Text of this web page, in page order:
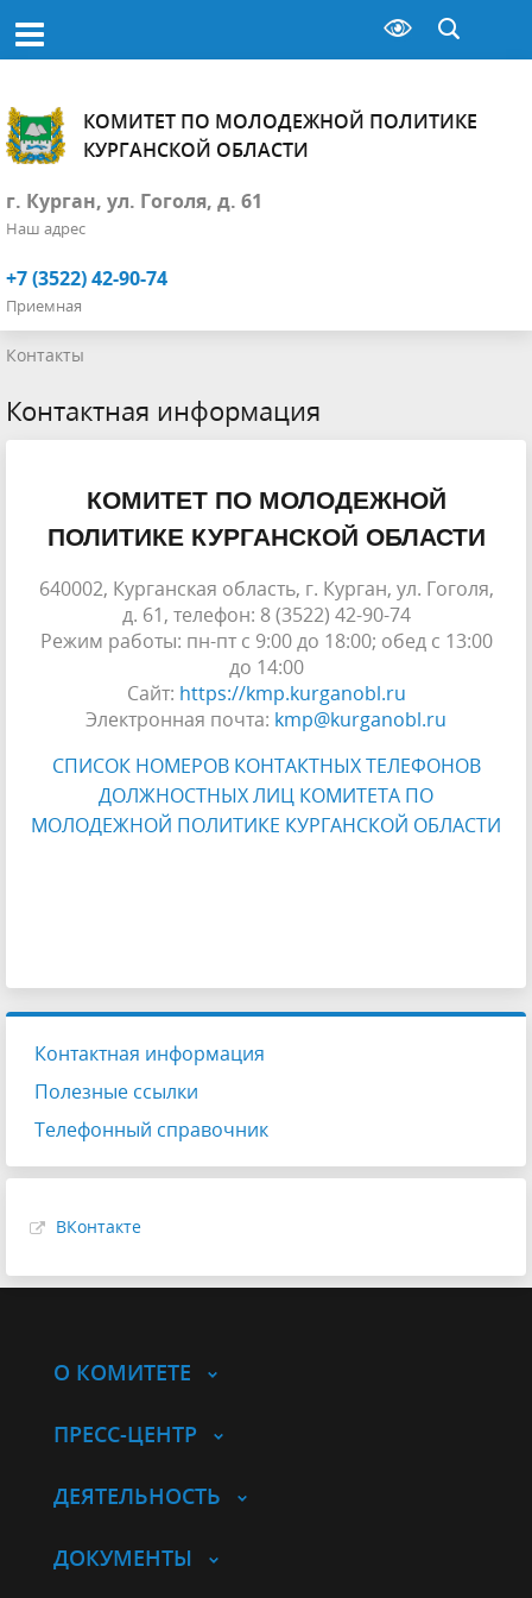
КОМИТЕТ ПО МОЛОДЕЖНОЙ ПОЛИТИКЕ
КУРГАНСКОЙ ОБЛАСТИ
г. Курган, ул. Гоголя, д. 61
Наш адрес
+7 (3522) 42-90-74
Приемная
Контакты
Контактная информация
КОМИТЕТ ПО МОЛОДЕЖНОЙ
ПОЛИТИКЕ КУРГАНСКОЙ ОБЛАСТИ
640002, Курганская область, г. Курган, ул. Гоголя,
д. 61, телефон: 8 (3522) 42-90-74
Режим работы: пн-пт с 9:00 до 18:00; обед с 13:00
до 14:00
Сайт: https://kmp.kurganobl.ru
Электронная почта: kmp@kurganobl.ru
СПИСОК НОМЕРОВ КОНТАКТНЫХ ТЕЛЕФОНОВ
ДОЛЖНОСТНЫХ ЛИЦ КОМИТЕТА ПО
МОЛОДЕЖНОЙ ПОЛИТИКЕ КУРГАНСКОЙ ОБЛАСТИ
Контактная информация
Полезные ссылки
Телефонный справочник
ВКонтакте
О КОМИТЕТЕ
ПРЕСС-ЦЕНТР
ДЕЯТЕЛЬНОСТЬ
ДОКУМЕНТЫ